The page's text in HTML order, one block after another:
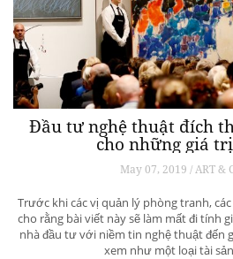
Đầu tư nghệ thuật đích
cho những giá
May 07, 2019 / ART &
Trước khi các vị quản lý phòng tranh,
cho rằng bài viết này sẽ làm mất đi tính
nhà đầu tư với niềm tin nghệ thuật đến
xem như một loại tài